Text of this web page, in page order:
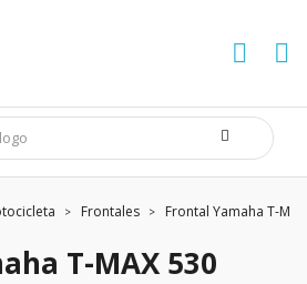
Frontales Frontal Yamaha T-
T-MAX 530